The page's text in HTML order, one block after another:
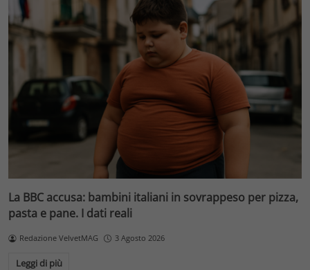
La BBC accusa: bambini italiani in sovrappeso per pizza,
pasta e pane. I dati reali
Redazione VelvetMAG 3 Agosto 2026
Leggi di più